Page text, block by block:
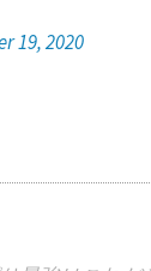
19, 2020